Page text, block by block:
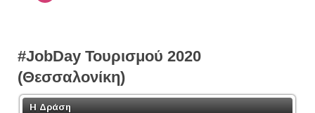
#JobDay Τουρισμού 2020
(Θεσσαλονίκη)
Η Δράση